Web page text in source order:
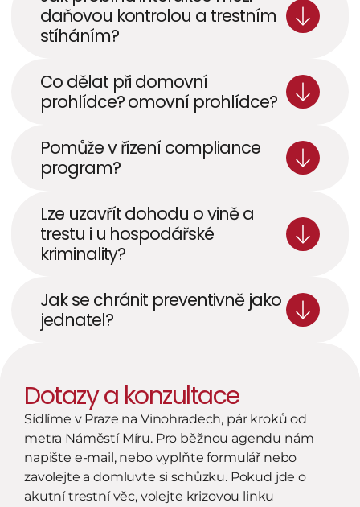
daňovou kontrolou a trestním
stíháním?
Co dělat při domovní
prohlídce? omovní prohlídce?
Pomůže v řízení compliance
program?
Lze uzavřít dohodu o vině a
trestu i u hospodářské
kriminality?
Jak se chránit preventivně jako
jednatel?
Dotazy a konzultace
Sídlíme v Praze na Vinohradech, pár kroků od
metra Náměstí Míru. Pro běžnou agendu nám
napište e-mail, nebo vyplňte formulář nebo
zavolejte a domluvte si schůzku. Pokud jde o
akutní trestní věc, volejte krizovou linku